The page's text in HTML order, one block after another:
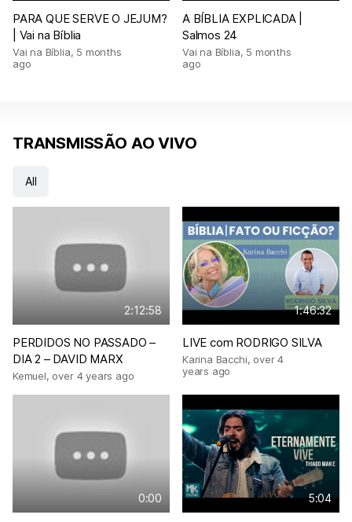
PARA QUE SERVE O JEJUM?
| Vai na Bíblia
Vai na Bíblia, 5 months
ago
A BÍBLIA EXPLICADA |
Salmos 24
Vai na Bíblia, 5 months
ago
TRANSMISSÃO AO VIVO
All
2:12:58
PERDIDOS NO PASSADO –
DIA 2 – DAVID MARX
Kemuel, over 4 years ago
1:46:32
LIVE com RODRIGO SILVA
Karina Bacchi, over 4
years ago
0:00 5:04